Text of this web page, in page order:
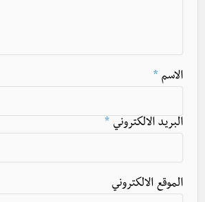
الاسم *
البريد الالكتروني *
الموقع الالكتروني